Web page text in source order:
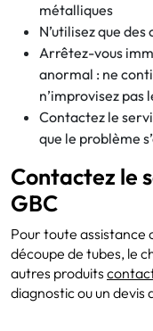
métalliques
N’utilisez que
Arrêtez-vous
anormal : ne
n’improvisez pas
Contactez le
que le problème
Contactez le
GBC
Pour toute assistance
découpe de tubes, le
autres produits
diagnostic ou un devis